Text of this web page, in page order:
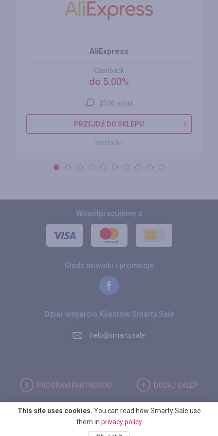
AliExpress
Cashback
do 5.00%
2316 opinii
PRZEJDŹ DO SKLEPU
SZCZEGÓŁY
Współpracujemy z
Śledź nowinki i promocje
Dział wsparcia Klientów Smarty.Sale
help@smarty.sale
PROGRAM PARTNERSKI DODAJ SKLEP
POLSKA
This site uses cookies. You can read how Smarty Sale use
them in privacy policy